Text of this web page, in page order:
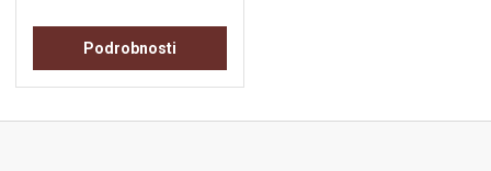
Podrobnosti